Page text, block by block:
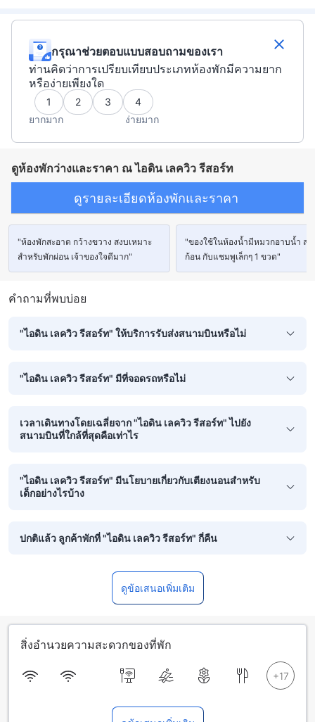
กรุณาช่วยตอบแบบสอบถามของเรา
ท่านคิดว่าการเปรียบเทียบประเภทห้องพักมีความยาก
หรือง่ายเพียงใด
1 2 3
4
ยากมาก
ง่ายมาก
ดูห้องพักว่างและราคา ณ ไอดิน เลควิว รีสอร์ท
ดูรายละเอียดห้องพักและราคา
"ห้องพักสะอาด กว้างขวาง สงบเหมาะ
สำหรับพักผ่อน เจ้าของใจดีมาก"
"ของใช้ในห้องน้ำมีหมวกอาบน้ำ สบู่
ก้อน กับแชมพูเล็กๆ 1 ขวด"
คำถามที่พบบ่อย
"ไอดิน เลควิว รีสอร์ท" ให้บริการรับส่งสนามบินหรือไม่
"ไอดิน เลควิว รีสอร์ท" มีที่จอดรถหรือไม่
เวลาเดินทางโดยเฉลี่ยจาก "ไอดิน เลควิว รีสอร์ท" ไปยัง
สนามบินที่ใกล้ที่สุดคือเท่าไร
"ไอดิน เลควิว รีสอร์ท" มีนโยบายเกี่ยวกับเตียงนอนสำหรับ
เด็กอย่างไรบ้าง
ปกติแล้ว ลูกค้าพักที่ "ไอดิน เลควิว รีสอร์ท" กี่คืน
ดูข้อเสนอเพิ่มเติม
สิ่งอำนวยความสะดวกของที่พัก